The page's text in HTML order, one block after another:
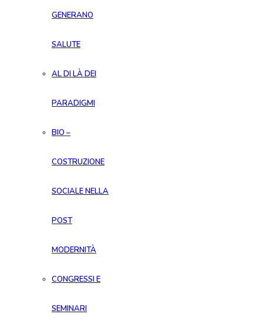
GENERANO
SALUTE
AL DI LÀ DEI
PARADIGMI
BIO –
COSTRUZIONE
SOCIALE NELLA
POST
MODERNITÀ
CONGRESSI E
SEMINARI